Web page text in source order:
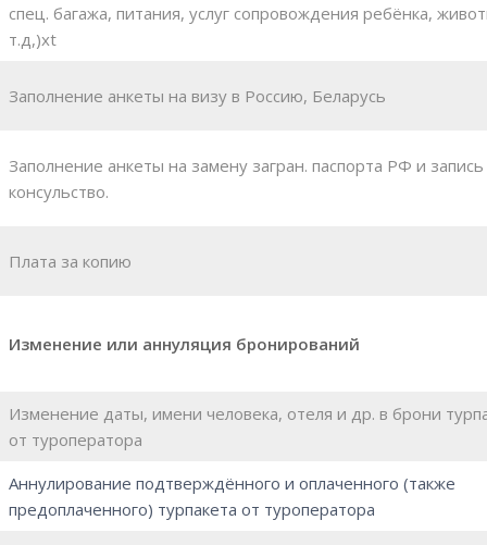
спец. багажа, питания, услуг сопровождения ребёнка,
т.д,)xt
Заполнение анкеты на визу в Россию, Беларусь
Заполнение анкеты на замену загран. паспорта РФ и запись
консульство.
Плата за копию
Изменение или аннуляция бронирований
Изменение даты, имени человека, отеля и др. в брони
от туроператора
Аннулирование подтверждённого и оплаченного (также
предоплаченного) турпакета от туроператора